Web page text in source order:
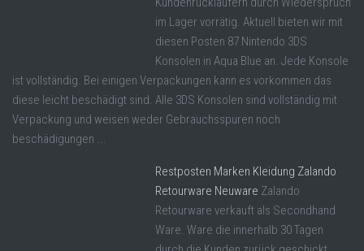
im Lager vorrätig. Aktuell bieten wir mit
diesen Posten 87 Nintendo 3DS
Konsolen in Aqua Blue an. Jede Konsole
ist vollständig. Bei einigen Verpackungen kann es vorkommen das
diese leicht beschädigt sind. Alle 3DS Konsolen sind vollständig mit
Verpackung und weisen weder Gebrauchsspuren noch
beschädigungen ...
Restposten Marken Kleidung Zalando
Retourware Neuware Zalando
Retourware verkauft als Secondhand
Ware. Ware die innerhalb 30 Tagen